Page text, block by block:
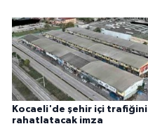
Kocaeli'de şehir içi trafiğini
rahatlatacak imza